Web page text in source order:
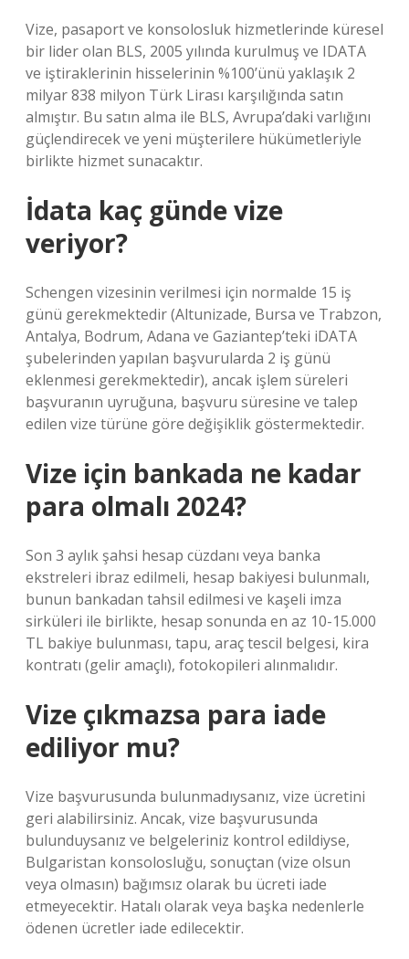
Vize, pasaport ve konsolosluk hizmetlerinde küresel
bir lider olan BLS, 2005 yılında kurulmuş ve IDATA
ve iştiraklerinin hisselerinin %100’ünü yaklaşık 2
milyar 838 milyon Türk Lirası karşılığında satın
almıştır. Bu satın alma ile BLS, Avrupa’daki varlığını
güçlendirecek ve yeni müşterilere hükümetleriyle
birlikte hizmet sunacaktır.
İdata kaç günde vize
veriyor?
Schengen vizesinin verilmesi için normalde 15 iş
günü gerekmektedir (Altunizade, Bursa ve Trabzon,
Antalya, Bodrum, Adana ve Gaziantep’teki iDATA
şubelerinden yapılan başvurularda 2 iş günü
eklenmesi gerekmektedir), ancak işlem süreleri
başvuranın uyruğuna, başvuru süresine ve talep
edilen vize türüne göre değişiklik göstermektedir.
Vize için bankada ne kadar
para olmalı 2024?
Son 3 aylık şahsi hesap cüzdanı veya banka
ekstreleri ibraz edilmeli, hesap bakiyesi bulunmalı,
bunun bankadan tahsil edilmesi ve kaşeli imza
sirküleri ile birlikte, hesap sonunda en az 10-15.000
TL bakiye bulunması, tapu, araç tescil belgesi, kira
kontratı (gelir amaçlı), fotokopileri alınmalıdır.
Vize çıkmazsa para iade
ediliyor mu?
Vize başvurusunda bulunmadıysanız, vize ücretini
geri alabilirsiniz. Ancak, vize başvurusunda
bulunduysanız ve belgeleriniz kontrol edildiyse,
Bulgaristan konsolosluğu, sonuçtan (vize olsun
veya olmasın) bağımsız olarak bu ücreti iade
etmeyecektir. Hatalı olarak veya başka nedenlerle
ödenen ücretler iade edilecektir.